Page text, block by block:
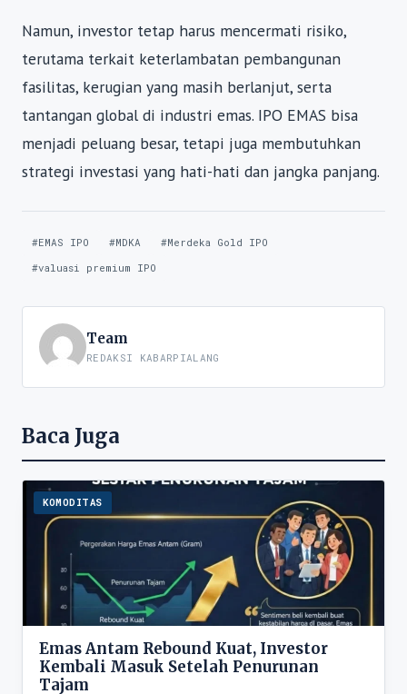
Namun, investor tetap harus mencermati risiko,
terutama terkait keterlambatan pembangunan
fasilitas, kerugian yang masih berlanjut, serta
tantangan global di industri emas. IPO EMAS bisa
menjadi peluang besar, tetapi juga membutuhkan
strategi investasi yang hati-hati dan jangka panjang.
#EMAS IPO #MDKA
#Merdeka Gold IPO
#valuasi premium IPO
Team
REDAKSI KABARPIALANG
Baca Juga
KOMODITAS
Emas Antam Rebound Kuat, Investor
Kembali Masuk Setelah Penurunan
Tajam